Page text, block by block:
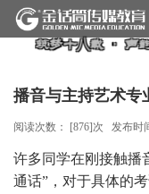
筑梦十八载 · 声
播音与主持艺术专
阅读次数： [876]次 发布时
许多同学在刚接触播
通话”，对于具体的